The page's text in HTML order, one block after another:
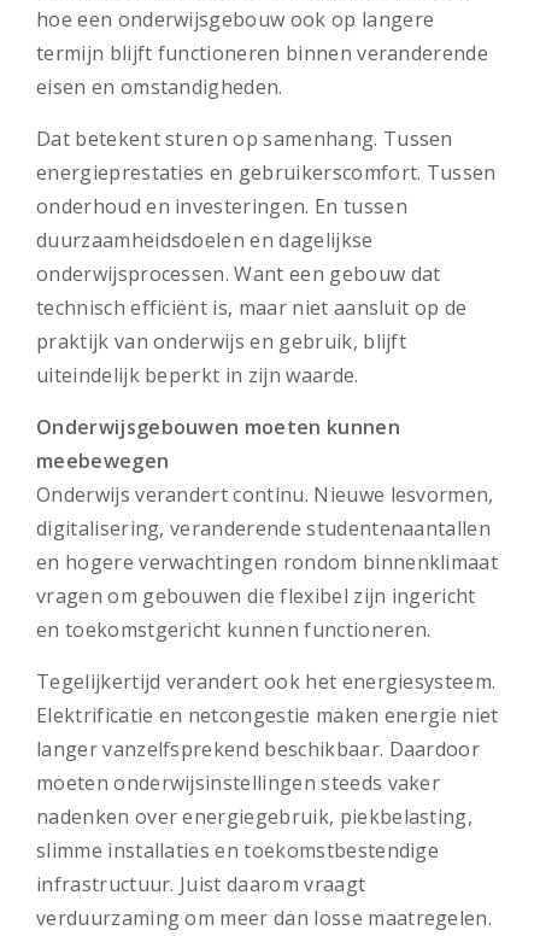
hoe een onderwijsgebouw ook op langere
termijn blijft functioneren binnen veranderende
eisen en omstandigheden.
Dat betekent sturen op samenhang. Tussen
energieprestaties en gebruikerscomfort. Tussen
onderhoud en investeringen. En tussen
duurzaamheidsdoelen en dagelijkse
onderwijsprocessen. Want een gebouw dat
technisch efficiënt is, maar niet aansluit op de
praktijk van onderwijs en gebruik, blijft
uiteindelijk beperkt in zijn waarde.
Onderwijsgebouwen moeten kunnen
meebewegen
Onderwijs verandert continu. Nieuwe lesvormen,
digitalisering, veranderende studentenaantallen
en hogere verwachtingen rondom binnenklimaat
vragen om gebouwen die flexibel zijn ingericht
en toekomstgericht kunnen functioneren.
Tegelijkertijd verandert ook het energiesysteem.
Elektrificatie en netcongestie maken energie niet
langer vanzelfsprekend beschikbaar. Daardoor
moeten onderwijsinstellingen steeds vaker
nadenken over energiegebruik, piekbelasting,
slimme installaties en toekomstbestendige
infrastructuur. Juist daarom vraagt
verduurzaming om meer dan losse maatregelen.